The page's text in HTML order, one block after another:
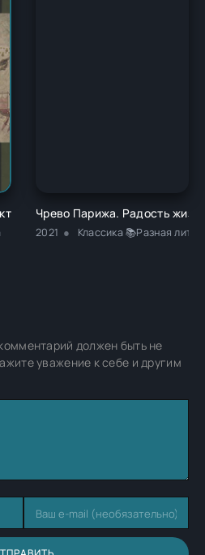
Андреев
Чрево Парижа. Радость
2021 Классика 📚Разная
должен быть не
уважение к себе и другим